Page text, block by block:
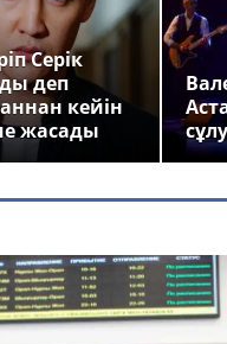
Серік
деп
кейін
жасады